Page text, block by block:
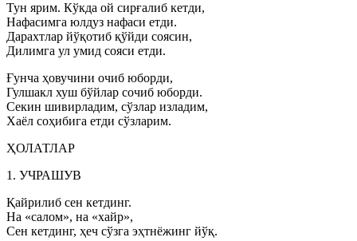
Тун ярим. Кўкда ой сирғалиб кетди,
Нафасимга юлдуз нафаси етди.
Дарахтлар йўқотиб қўйди соясин,
Дилимга ул умид сояси етди.
Ғунча ҳовучини очиб юборди,
Гулшакл хуш бўйлар сочиб юборди.
Секин шивирладим, сўзлар изладим,
Хаёл соҳибига етди сўзларим.
ҲОЛАТЛАР
1. УЧРАШУВ
Қайрилиб сен кетдинг.
На «салом», на «хайр»,
Сен кетдинг, ҳеч сўзга эҳтнёжинг йўқ.